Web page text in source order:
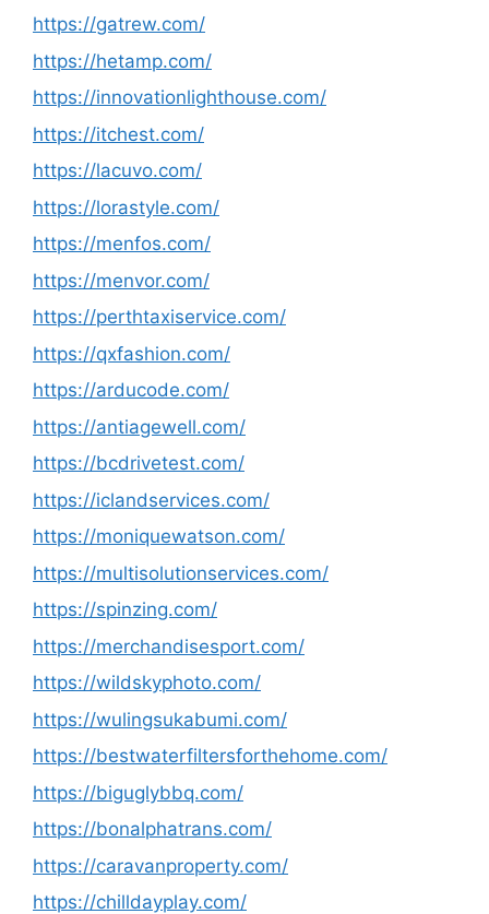
https://gatrew.com/
https://hetamp.com/
https://innovationlighthouse.com/
https://itchest.com/
https://lacuvo.com/
https://lorastyle.com/
https://menfos.com/
https://menvor.com/
https://perthtaxiservice.com/
https://qxfashion.com/
https://arducode.com/
https://antiagewell.com/
https://bcdrivetest.com/
https://iclandservices.com/
https://moniquewatson.com/
https://multisolutionservices.com/
https://spinzing.com/
https://merchandisesport.com/
https://wildskyphoto.com/
https://wulingsukabumi.com/
https://bestwaterfiltersforthehome.com/
https://biguglybbq.com/
https://bonalphatrans.com/
https://caravanproperty.com/
https://chilldayplay.com/